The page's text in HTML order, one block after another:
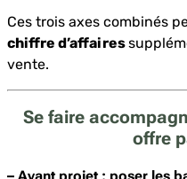
Ces trois axes combinés
chiffre d’affaires
vente.
Se faire
offre